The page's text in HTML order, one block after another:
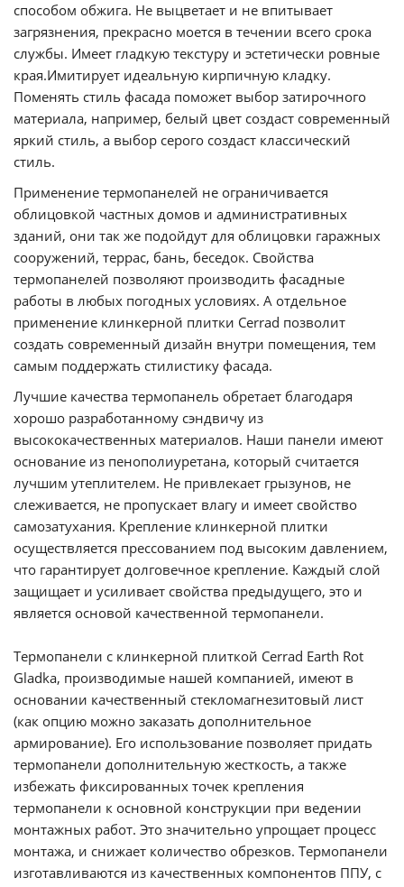
способом обжига. Не выцветает и не впитывает
загрязнения, прекрасно моется в течении всего срока
службы. Имеет гладкую текстуру и эстетически ровные
края.Имитирует идеальную кирпичную кладку.
Поменять стиль фасада поможет выбор затирочного
материала, например, белый цвет создаст современный
яркий стиль, а выбор серого создаст классический
стиль.
Применение термопанелей не ограничивается
облицовкой частных домов и административных
зданий, они так же подойдут для облицовки гаражных
сооружений, террас, бань, беседок. Свойства
термопанелей позволяют производить фасадные
работы в любых погодных условиях. А отдельное
применение клинкерной плитки Cerrad позволит
создать современный дизайн внутри помещения, тем
самым поддержать стилистику фасада.
Лучшие качества термопанель обретает благодаря
хорошо разработанному сэндвичу из
высококачественных материалов. Наши панели имеют
основание из пенополиуретана, который считается
лучшим утеплителем. Не привлекает грызунов, не
слеживается, не пропускает влагу и имеет свойство
самозатухания. Крепление клинкерной плитки
осуществляется прессованием под высоким давлением,
что гарантирует долговечное крепление. Каждый слой
защищает и усиливает свойства предыдущего, это и
является основой качественной термопанели.
Термопанели с клинкерной плиткой Cerrad Earth Rot
Gladka, производимые нашей компанией, имеют в
основании качественный стекломагнезитовый лист
(как опцию можно заказать дополнительное
армирование). Его использование позволяет придать
термопанели дополнительную жесткость, а также
избежать фиксированных точек крепления
термопанели к основной конструкции при ведении
монтажных работ. Это значительно упрощает процесс
монтажа, и снижает количество обрезков. Термопанели
изготавливаются из качественных компонентов ППУ, с